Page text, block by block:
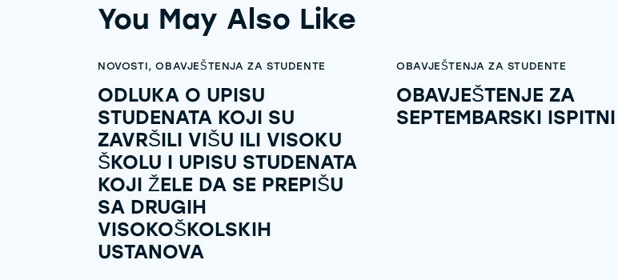
You May Also Like
NOVOSTI,OBAVJEŠTENJA ZA STUDENTE
ODLUKA O UPISU
STUDENATA KOJI SU
ZAVRŠILI VIŠU ILI VISOKU
ŠKOLU I UPISU STUDENATA
KOJI ŽELE DA SE PREPIŠU
SA DRUGIH
VISOKOŠKOLSKIH
USTANOVA
OBAVJEŠTENJA ZA STUDENTE
OBAVJEŠTENJE ZA
SEPTEMBARSKI